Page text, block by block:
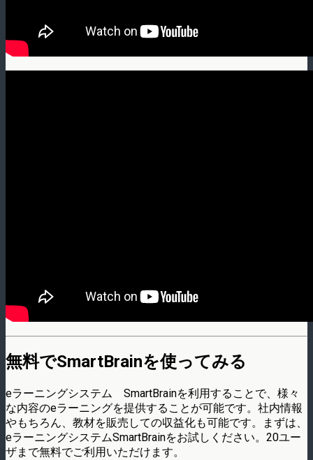
無料でSmartBrainを使ってみる
eラーニングシステム SmartBrainを利用することで、様々
な内容のeラーニングを提供することが可能です。社内情報
やもちろん、教材を販売しての収益化も可能です。まずは、
eラーニングシステムSmartBrainをお試しください。20ユー
ザまで無料でご利用いただけます。